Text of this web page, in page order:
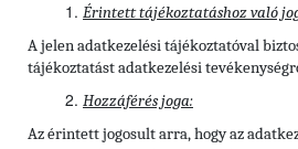
Érintett tájékoztatáshoz való
A jelen adatkezelési tájékoztatóval
tájékoztatást adatkezelési
Hozzáférés joga:
Az érintett jogosult arra, hogy az